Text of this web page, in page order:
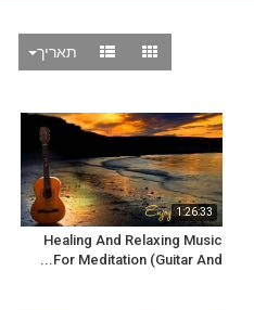
תאריך
1:26:33
Healing And Relaxing Music
For Meditation (Guitar And...